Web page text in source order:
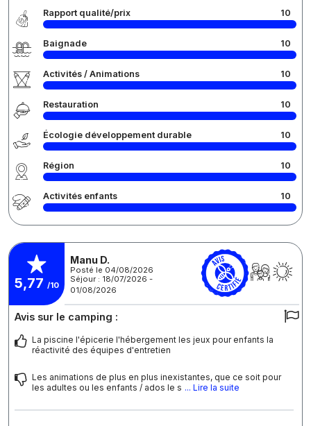
Rapport qualité/prix 10
Baignade 10
Activités / Animations 10
Restauration 10
Écologie développement durable 10
Région 10
Activités enfants 10
5,77 /10
Manu D.
Posté le 04/08/2026
Séjour : 18/07/2026 -
01/08/2026
Avis sur le camping :
La piscine l'épicerie l'hébergement les jeux pour enfants la
réactivité des équipes d'entretien
Les animations de plus en plus inexistantes, que ce soit pour
les adultes ou les enfants / ados le s ... Lire la suite